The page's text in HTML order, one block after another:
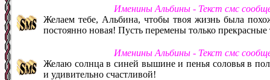
Именины Альбины - Текст смс
Желаем тебе, Альбина, чтобы твоя жизнь была
постоянно новая! Пусть перемены только
Именины Альбины - Текст смс
Желаю солнца в синей вышине и пенья соловья в
и удивительно счастливой!